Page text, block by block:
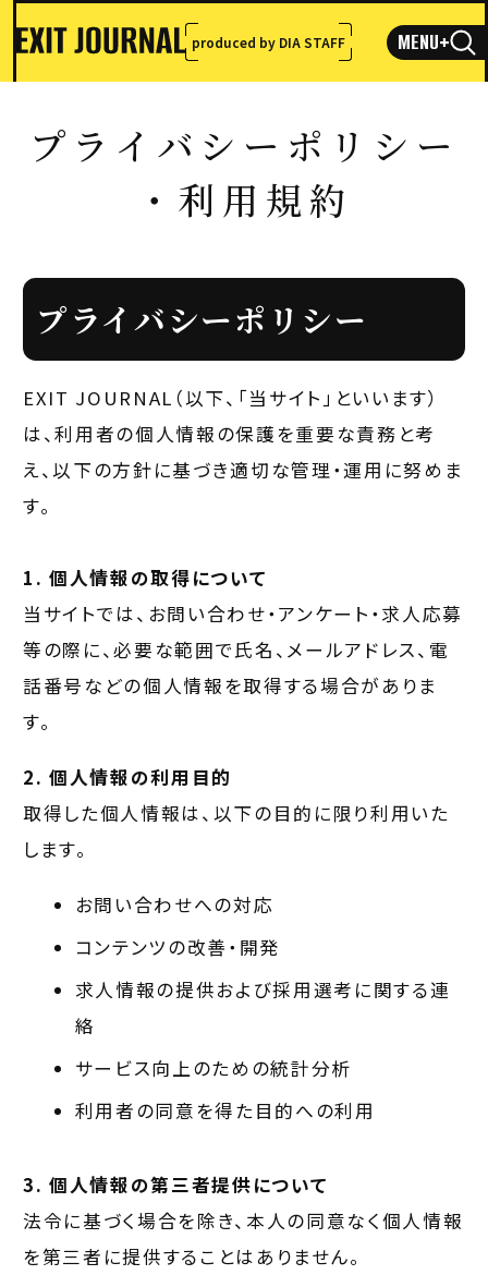
produced by DIA STAFF MENU+
プライバシーポリシー
・利用規約
プライバシーポリシー
EXIT JOURNAL（以下、「当サイト」といいます）
は、利用者の個人情報の保護を重要な責務と考
え、以下の方針に基づき適切な管理・運用に努めま
す。
1. 個人情報の取得について
当サイトでは、お問い合わせ・アンケート・求人応募
等の際に、必要な範囲で氏名、メールアドレス、電
話番号などの個人情報を取得する場合がありま
す。
2. 個人情報の利用目的
取得した個人情報は、以下の目的に限り利用いた
します。
お問い合わせへの対応
コンテンツの改善・開発
求人情報の提供および採用選考に関する連
絡
サービス向上のための統計分析
利用者の同意を得た目的への利用
3. 個人情報の第三者提供について
法令に基づく場合を除き、本人の同意なく個人情報
を第三者に提供することはありません。